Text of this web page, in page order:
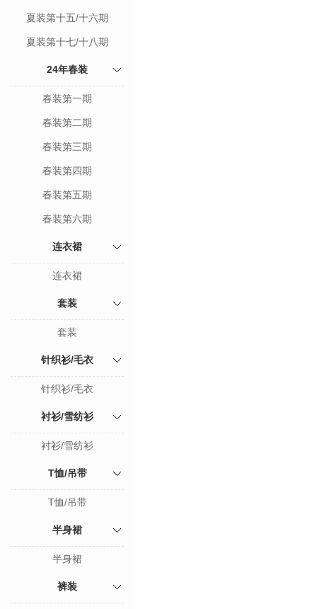
夏装第十五/十六期
夏装第十七/十八期
24年春装
春装第一期
春装第二期
春装第三期
春装第四期
春装第五期
春装第六期
连衣裙
连衣裙
套装
套装
针织衫/毛衣
针织衫/毛衣
衬衫/雪纺衫
衬衫/雪纺衫
T恤/吊带
T恤/吊带
半身裙
半身裙
裤装